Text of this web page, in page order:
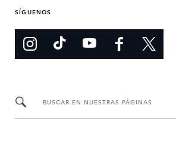
SÍGUENOS
BUSCAR EN NUESTRAS PÁGINAS